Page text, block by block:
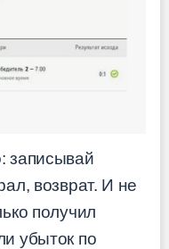
записывай
возврат. И не
получил
убыток по